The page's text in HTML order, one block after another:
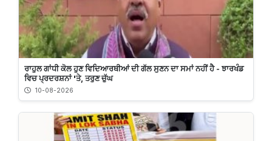
ਰਾਹੁਲ ਗਾਂਧੀ ਕੋਲ ਹੁਣ ਵਿਦਿਆਰਥੀਆਂ ਦੀ ਗੱਲ ਸੁਣਨ ਦਾ ਸਮਾਂ ਨਹੀਂ ਹੈ - ਝਾਰਖੰਡ
ਵਿਚ ਪ੍ਰਦਰਸ਼ਨਾਂ 'ਤੇ, ਤਰੁਣ ਚੁੱਘ
10-08-2026